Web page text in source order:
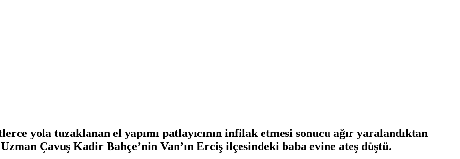
yola tuzaklanan el yapımı patlayıcının infilak etmesi sonucu ağır yaralandıktan
Çavuş Kadir Bahçe’nin Van’ın Erciş ilçesindeki baba evine ateş düştü.